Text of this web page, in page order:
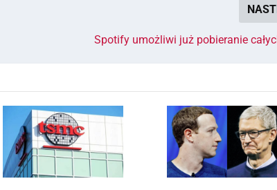
Spotify umożliwi już pobieranie